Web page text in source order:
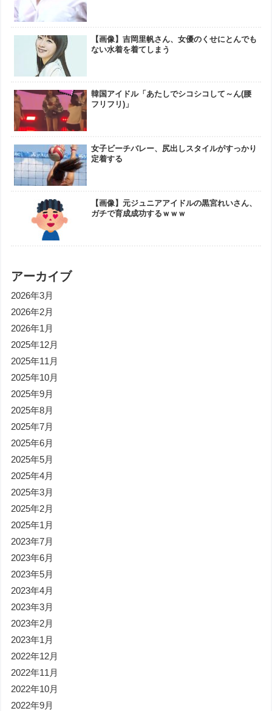
【画像】吉岡里帆さん、女優のくせにとんでも
ない水着を着てしまう
韓国アイドル「あたしでシコシコして～ん(腰
フリフリ)」
女子ビーチバレー、尻出しスタイルがすっかり
定着する
【画像】元ジュニアアイドルの黒宮れいさん、
ガチで育成成功するｗｗｗ
アーカイブ
2026年3月
2026年2月
2026年1月
2025年12月
2025年11月
2025年10月
2025年9月
2025年8月
2025年7月
2025年6月
2025年5月
2025年4月
2025年3月
2025年2月
2025年1月
2023年7月
2023年6月
2023年5月
2023年4月
2023年3月
2023年2月
2023年1月
2022年12月
2022年11月
2022年10月
2022年9月